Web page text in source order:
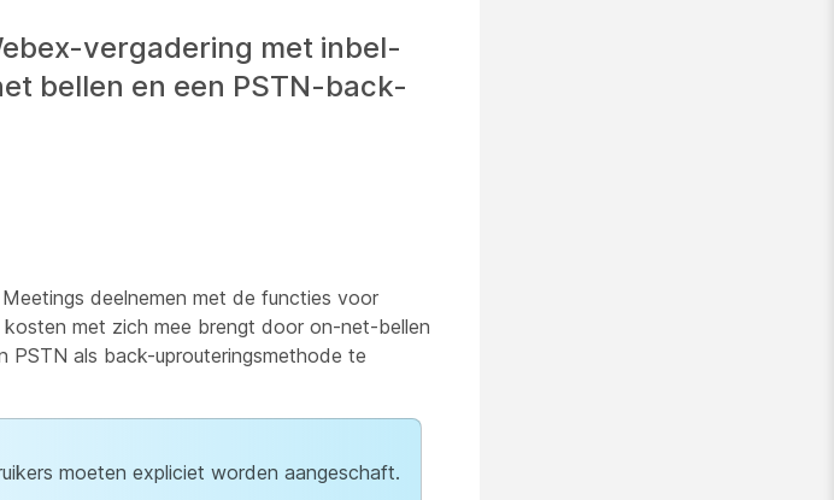
vergadering met inbel-
bellen en een PSTN-back-
deelnemen met de functies voor
met zich mee brengt door on-net-bellen
PSTN als back-uprouteringsmethode te
moeten expliciet worden aangeschaft.